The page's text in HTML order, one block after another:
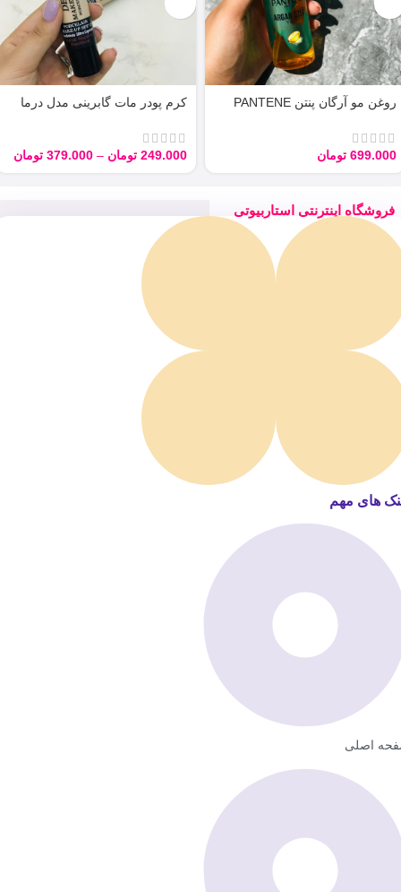
روغن مو آرگان پنتن PANTENE
699.000 تومان
کرم پودر مات گابرینی مدل درما
249.000 تومان –
379.000 تومان
فروشگاه اینترنتی استاربیوتی
های مهم
اصلی